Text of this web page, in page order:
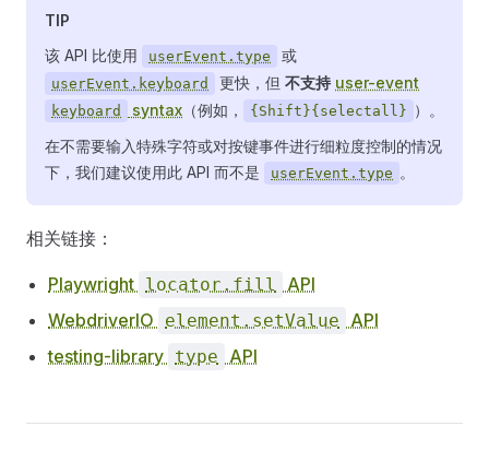
TIP
该 API 比使用
userEvent.type 或
userEvent.keyboard 更快，但 不支持 user-event
keyboard syntax （例如， {Shift}{selectall} ）。
在不需要输入特殊字符或对按键事件进行细粒度控制的情况
下，我们建议使用此 API 而不是
userEvent.type 。
相关链接：
Playwright locator.fill
API
WebdriverIO
element.setValue
API
testing-library type API